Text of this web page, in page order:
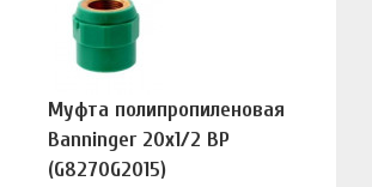
Муфта полипропиленовая
Banninger 20х1/2 ВР
(G8270G2015)